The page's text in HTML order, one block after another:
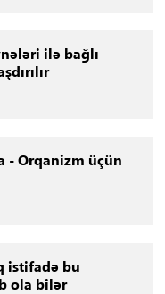
ilə bağlı
- Orqanizm üçün
istifadə bu
ola bilər